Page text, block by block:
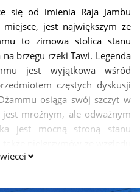
się od imienia Raja Jambu
jest największym ze
to zimowa stolica stanu
brzegu rzeki Tawi. Legenda
jest wyjątkowa wśród
częstych dyskusji
osiąga swój szczyt w
mroźnym, ale odważnym
jest mocną stroną stanu